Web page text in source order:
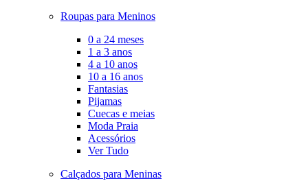
Roupas para Meninos
0 a 24 meses
1 a 3 anos
4 a 10 anos
10 a 16 anos
Fantasias
Pijamas
Cuecas e meias
Moda Praia
Acessórios
Ver Tudo
Calçados para Meninas